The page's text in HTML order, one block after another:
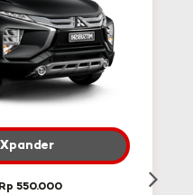
550.000